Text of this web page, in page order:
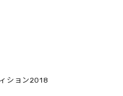
ション2018